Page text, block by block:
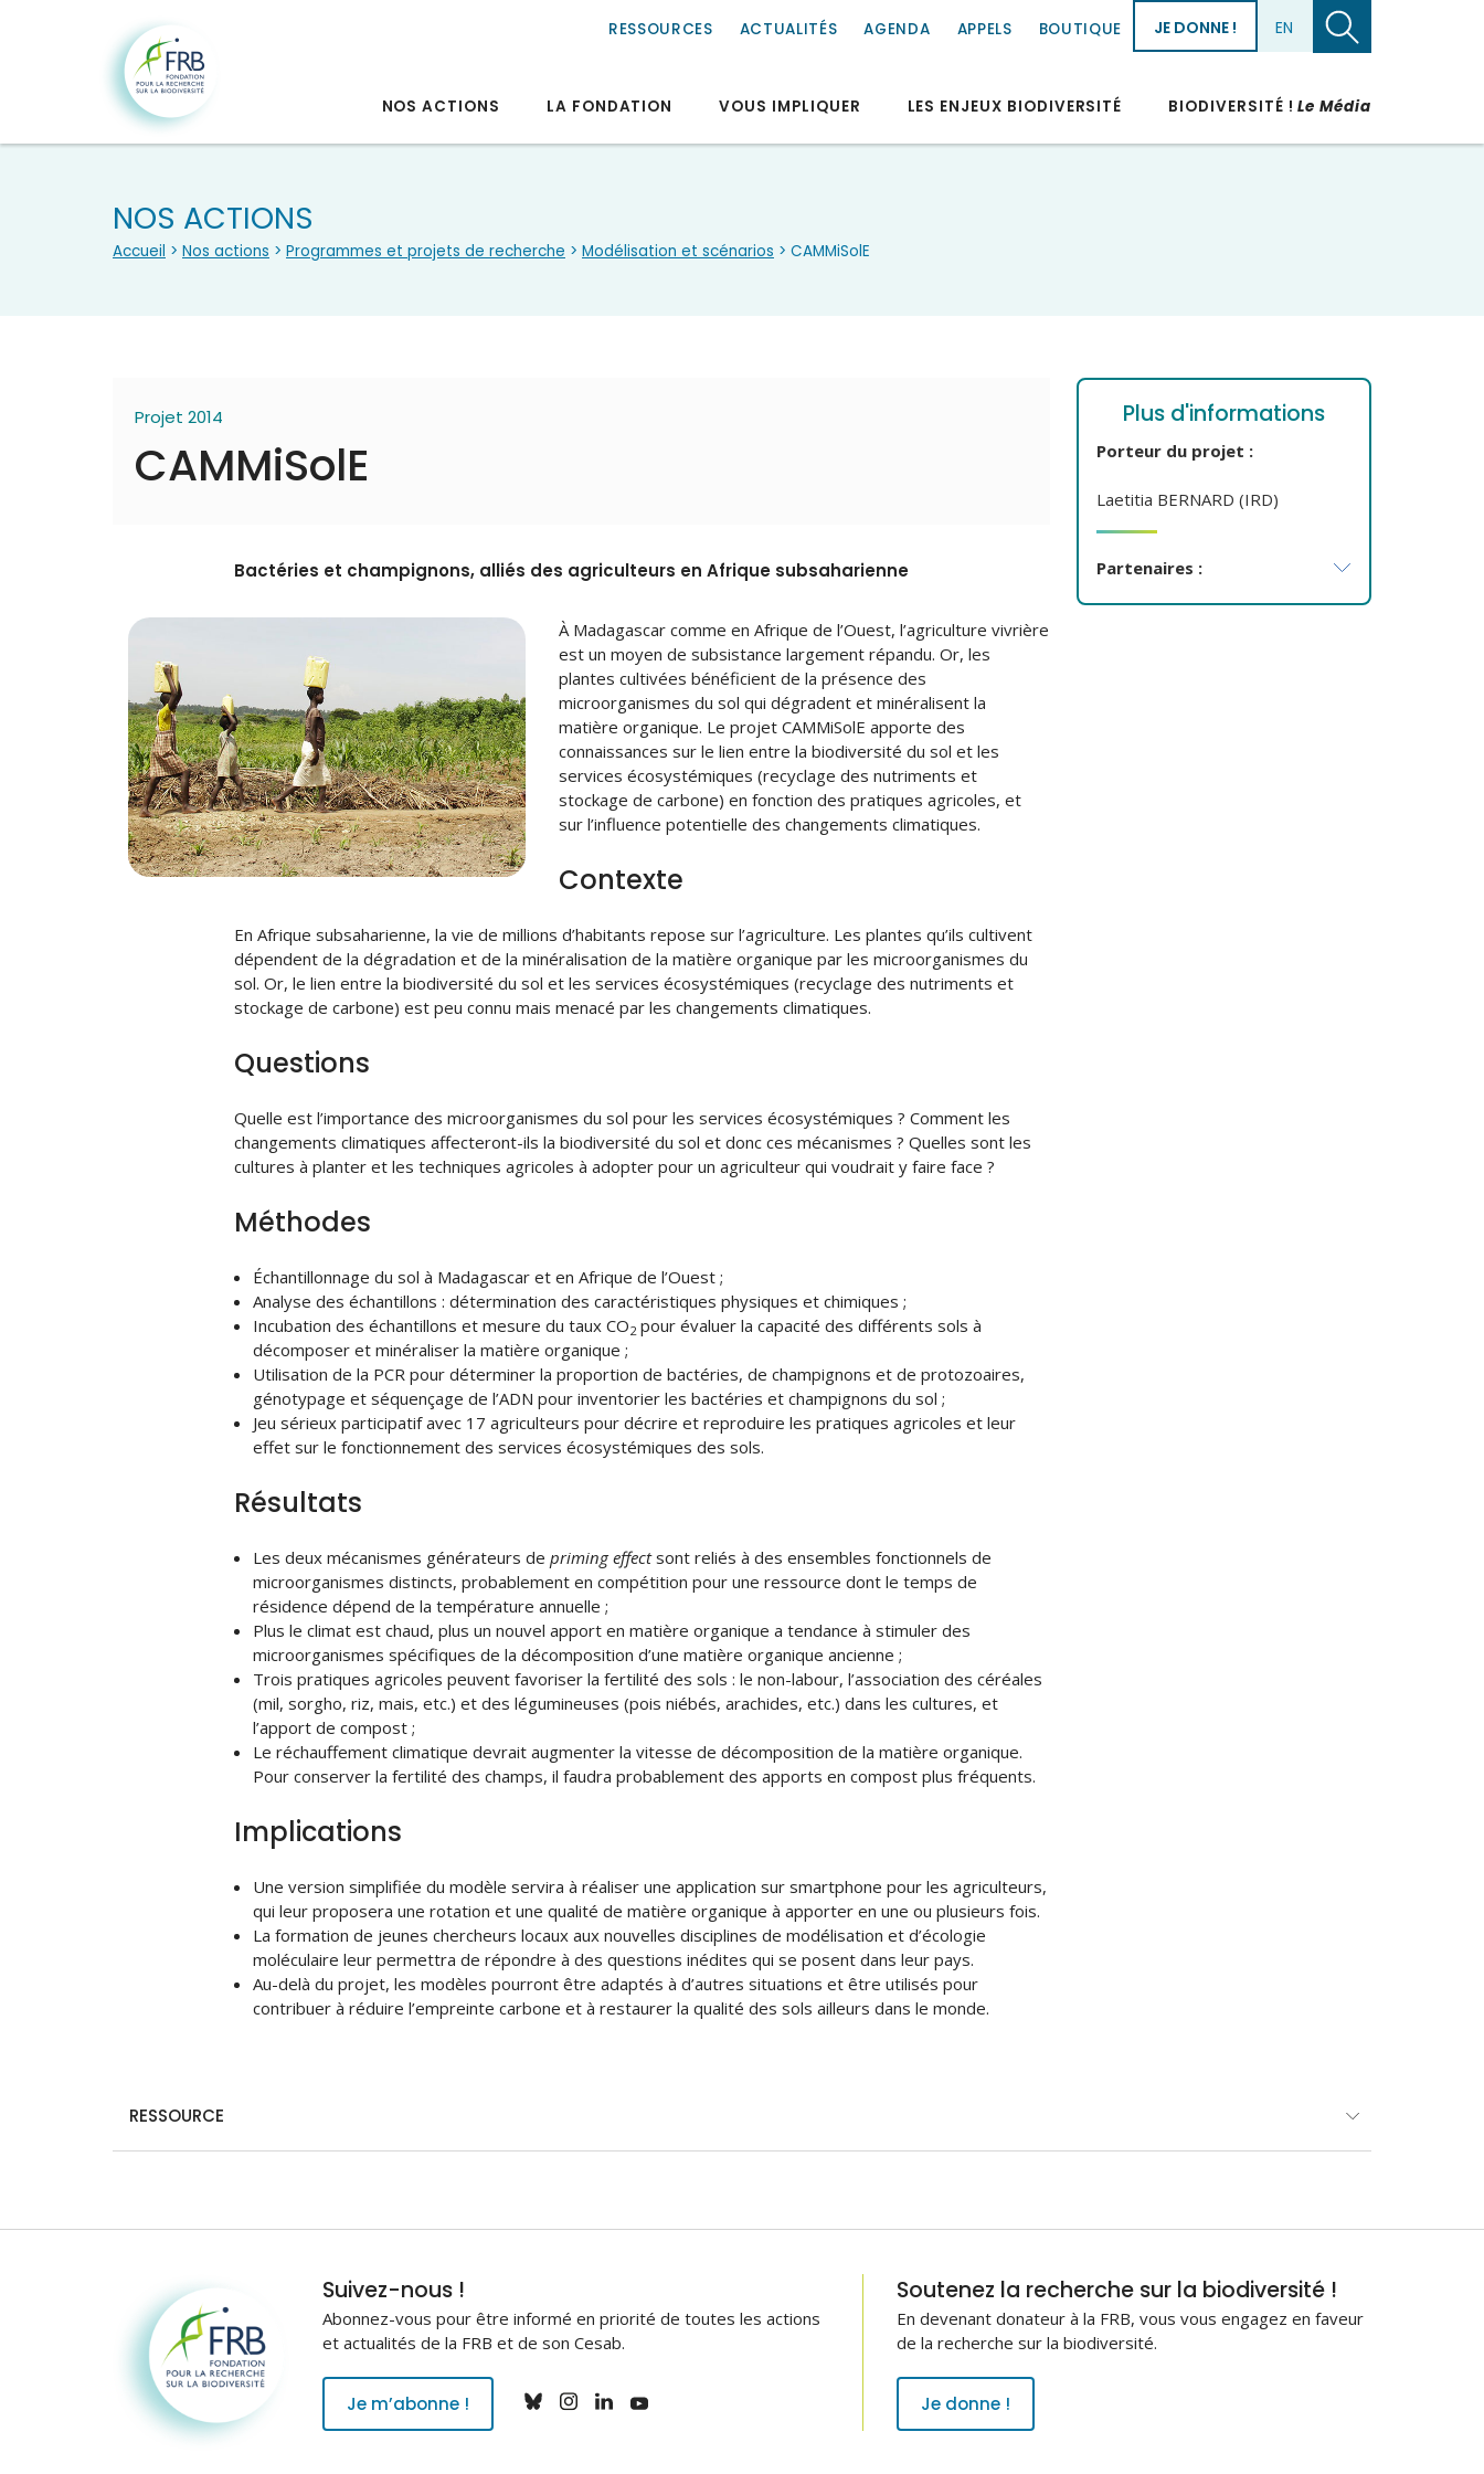
RESSOURCES ACTUALITÉS AGENDA APPELS BOUTIQUE JE DONNE ! EN
NOS ACTIONS LA FONDATION VOUS IMPLIQUER LES ENJEUX BIODIVERSITÉ BIODIVERSITÉ !Le Média
NOS ACTIONS
Accueil > Nos actions > Programmes et projets de recherche > Modélisation et scénarios > CAMMiSolE
Projet 2014
CAMMiSolE
Bactéries et champignons, alliés des agriculteurs en Afrique subsaharienne
À Madagascar comme en Afrique de l’Ouest, l’agriculture vivrière
est un moyen de subsistance largement répandu. Or, les
plantes cultivées bénéficient de la présence des
microorganismes du sol qui dégradent et minéralisent la
matière organique. Le projet CAMMiSolE apporte des
connaissances sur le lien entre la biodiversité du sol et les
services écosystémiques (recyclage des nutriments et
stockage de carbone) en fonction des pratiques agricoles, et
sur l’influence potentielle des changements climatiques.
Contexte
En Afrique subsaharienne, la vie de millions d’habitants repose sur l’agriculture. Les plantes qu’ils cultivent
dépendent de la dégradation et de la minéralisation de la matière organique par les microorganismes du
sol. Or, le lien entre la biodiversité du sol et les services écosystémiques (recyclage des nutriments et
stockage de carbone) est peu connu mais menacé par les changements climatiques.
Questions
Quelle est l’importance des microorganismes du sol pour les services écosystémiques ? Comment les
changements climatiques affecteront-ils la biodiversité du sol et donc ces mécanismes ? Quelles sont les
cultures à planter et les techniques agricoles à adopter pour un agriculteur qui voudrait y faire face ?
Méthodes
Échantillonnage du sol à Madagascar et en Afrique de l’Ouest ;
Analyse des échantillons : détermination des caractéristiques physiques et chimiques ;
Incubation des échantillons et mesure du taux CO2 pour évaluer la capacité des différents sols à
décomposer et minéraliser la matière organique ;
Utilisation de la PCR pour déterminer la proportion de bactéries, de champignons et de protozoaires,
génotypage et séquençage de l’ADN pour inventorier les bactéries et champignons du sol ;
Jeu sérieux participatif avec 17 agriculteurs pour décrire et reproduire les pratiques agricoles et leur
effet sur le fonctionnement des services écosystémiques des sols.
Résultats
Les deux mécanismes générateurs depriming effectsont reliés à des ensembles fonctionnels de
microorganismes distincts, probablement en compétition pour une ressource dont le temps de
résidence dépend de la température annuelle ;
Plus le climat est chaud, plus un nouvel apport en matière organique a tendance à stimuler des
microorganismes spécifiques de la décomposition d’une matière organique ancienne ;
Trois pratiques agricoles peuvent favoriser la fertilité des sols : le non-labour, l’association des céréales
(mil, sorgho, riz, mais, etc.) et des légumineuses (pois niébés, arachides, etc.) dans les cultures, et
l’apport de compost ;
Le réchauffement climatique devrait augmenter la vitesse de décomposition de la matière organique.
Pour conserver la fertilité des champs, il faudra probablement des apports en compost plus fréquents.
Implications
Une version simplifiée du modèle servira à réaliser une application sur smartphone pour les agriculteurs,
qui leur proposera une rotation et une qualité de matière organique à apporter en une ou plusieurs fois.
La formation de jeunes chercheurs locaux aux nouvelles disciplines de modélisation et d’écologie
moléculaire leur permettra de répondre à des questions inédites qui se posent dans leur pays.
Au-delà du projet, les modèles pourront être adaptés à d’autres situations et être utilisés pour
contribuer à réduire l’empreinte carbone et à restaurer la qualité des sols ailleurs dans le monde.
Plus d'informations
Porteur du projet :
Laetitia BERNARD (IRD)
Partenaires :
RESSOURCE
Fondation pour la
recherche sur la
biodiversité
Suivez-nous !
Abonnez-vous pour être informé en priorité de toutes les actions
et actualités de la FRB et de son Cesab.
Je m’abonne !
Soutenez la recherche sur la biodiversité !
En devenant donateur à la FRB, vous vous engagez en faveur
de la recherche sur la biodiversité.
Je donne !